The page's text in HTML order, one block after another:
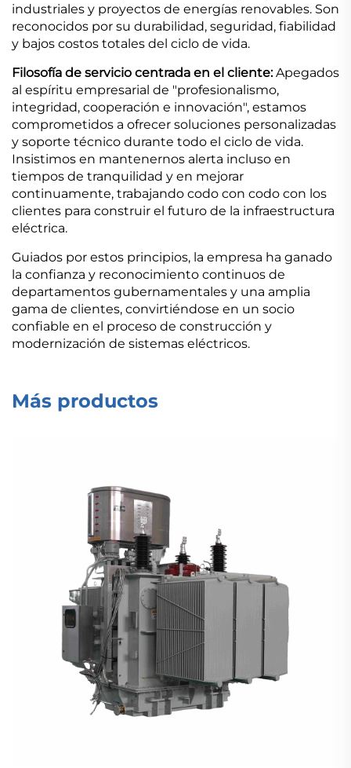
industriales y proyectos de energías renovables. Son
reconocidos por su durabilidad, seguridad, fiabilidad
y bajos costos totales del ciclo de vida.
Filosofía de servicio centrada en el cliente:Apegados
al espíritu empresarial de "profesionalismo,
integridad, cooperación e innovación", estamos
comprometidos a ofrecer soluciones personalizadas
y soporte técnico durante todo el ciclo de vida.
Insistimos en mantenernos alerta incluso en
tiempos de tranquilidad y en mejorar
continuamente, trabajando codo con codo con los
clientes para construir el futuro de la infraestructura
eléctrica.
Guiados por estos principios, la empresa ha ganado
la confianza y reconocimiento continuos de
departamentos gubernamentales y una amplia
gama de clientes, convirtiéndose en un socio
confiable en el proceso de construcción y
modernización de sistemas eléctricos.
Más productos